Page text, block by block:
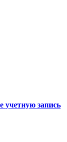
учетную запись